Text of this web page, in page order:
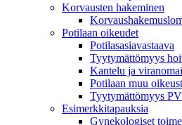
Korvausten hakeminen
Potilaan oikeudet
Potilasasiavastaava
Tyytymättömyys
Kantelu ja
Potilaan muu
Tyytymättömyys
Esimerkkitapauksia
Gynekologiset